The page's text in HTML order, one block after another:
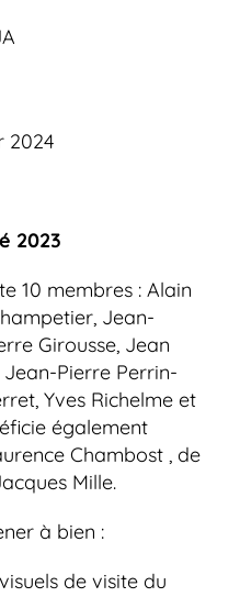
2024
2023
10 membres : Alain
Jean-
Girousse, Jean
Pierre Perrin-
Yves Richelme et
également
Chambost , de
Mille.
à bien :
de visite du